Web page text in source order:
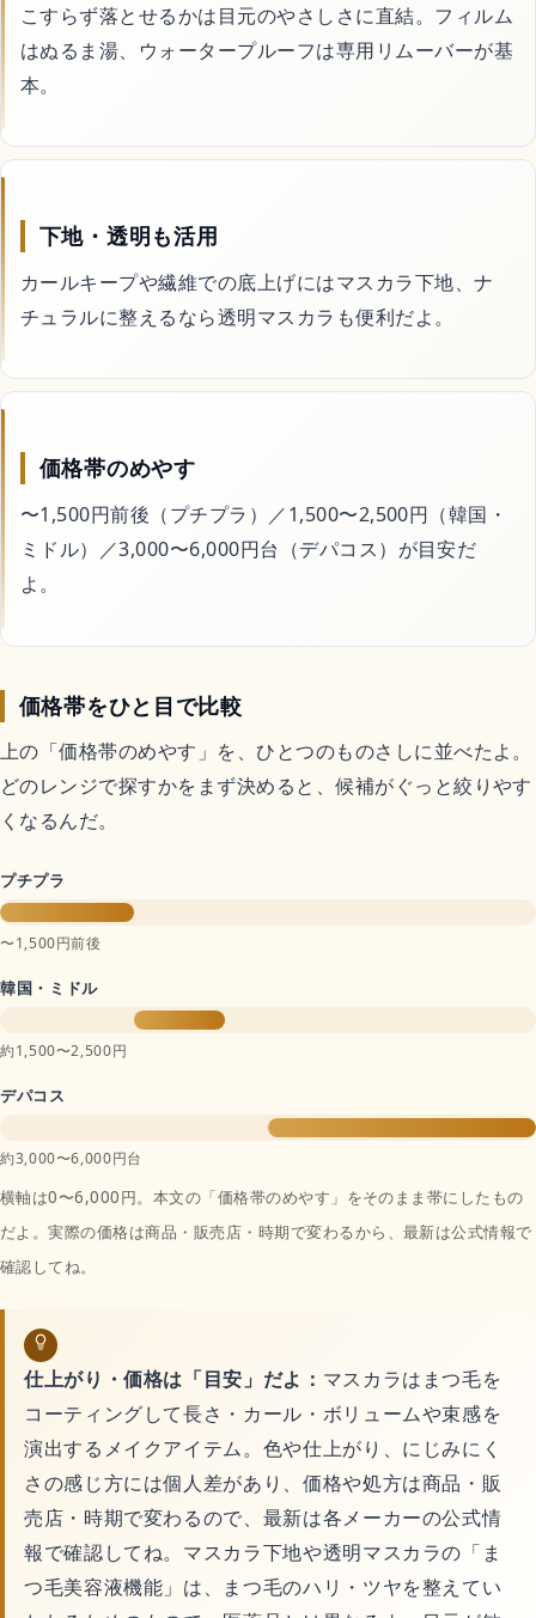
コスメ・美容
こすらず落とせるかは目元のやさしさに直結。フィルム
はぬるま湯、ウォータープルーフは専用リムーバーが基
本。
下地・透明も活用
カールキープや繊維での底上げにはマスカラ下地、ナ
チュラルに整えるなら透明マスカラも便利だよ。
価格帯のめやす
〜1,500円前後（プチプラ）／1,500〜2,500円（韓国・
ミドル）／3,000〜6,000円台（デパコス）が目安だ
よ。
価格帯をひと目で比較
上の「価格帯のめやす」を、ひとつのものさしに並べたよ。
どのレンジで探すかをまず決めると、候補がぐっと絞りやす
くなるんだ。
プチプラ
〜1,500円前後
韓国・ミドル
約1,500〜2,500円
デパコス
約3,000〜6,000円台
横軸は0〜6,000円。本文の「価格帯のめやす」をそのまま帯にしたもの
だよ。実際の価格は商品・販売店・時期で変わるから、最新は公式情報で
確認してね。
仕上がり・価格は「目安」だよ： マスカラはまつ毛を
コーティングして長さ・カール・ボリュームや束感を
演出するメイクアイテム。色や仕上がり、にじみにく
さの感じ方には個人差があり、価格や処方は商品・販
売店・時期で変わるので、最新は各メーカーの公式情
報で確認してね。マスカラ下地や透明マスカラの「ま
つ毛美容液機能」は、まつ毛のハリ・ツヤを整えてい